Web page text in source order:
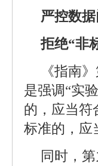
严控数
拒绝“非
《指南
是强调“实
的，应当符
标准的，应
同时，